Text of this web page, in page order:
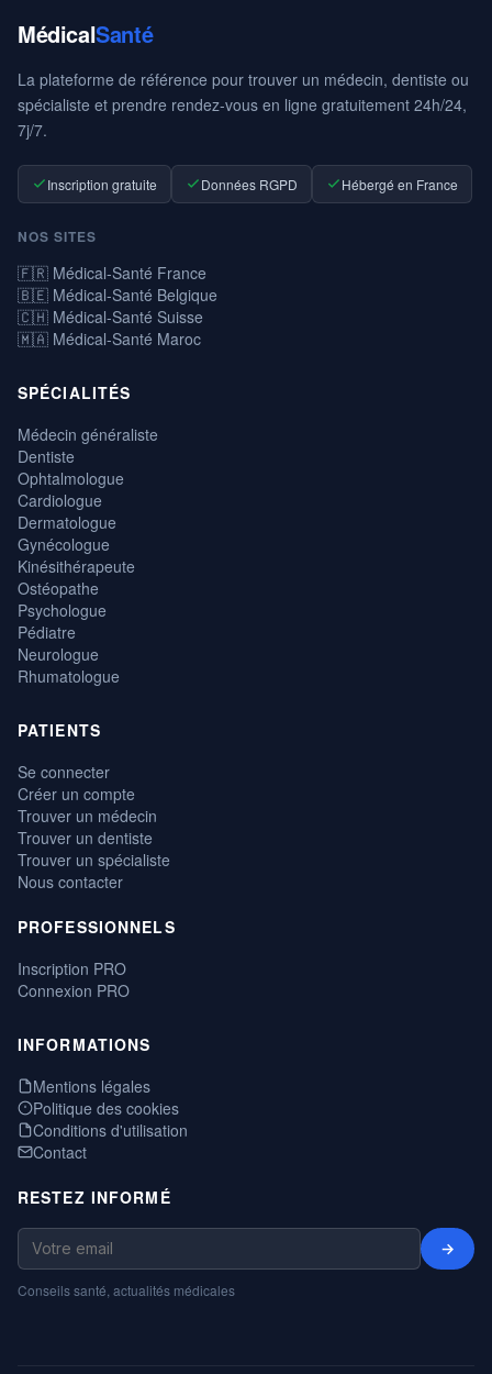
MédicalSanté
La plateforme de référence pour trouver un médecin, dentiste ou
spécialiste et prendre rendez-vous en ligne gratuitement 24h/24,
7j/7.
Inscription gratuite Données RGPD Hébergé en France
NOS SITES
🇫🇷 Médical-Santé France
🇧🇪 Médical-Santé Belgique
🇨🇭 Médical-Santé Suisse
🇲🇦 Médical-Santé Maroc
SPÉCIALITÉS
Médecin généraliste
Dentiste
Ophtalmologue
Cardiologue
Dermatologue
Gynécologue
Kinésithérapeute
Ostéopathe
Psychologue
Pédiatre
Neurologue
Rhumatologue
PATIENTS
Se connecter
Créer un compte
Trouver un médecin
Trouver un dentiste
Trouver un spécialiste
Nous contacter
PROFESSIONNELS
Inscription PRO
Connexion PRO
INFORMATIONS
Mentions légales
Politique des cookies
Conditions d'utilisation
Contact
RESTEZ INFORMÉ
→
Conseils santé, actualités médicales